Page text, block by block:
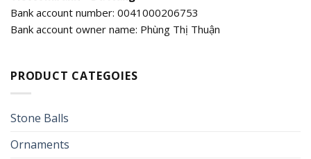
Bank account number: 0041000206753
Bank account owner name: Phùng Thị Thuận
PRODUCT CATEGOIES
Stone Balls
Ornaments